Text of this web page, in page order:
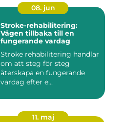
08. jun
Stroke-rehabilitering:
Vägen tillbaka till en
fungerande vardag
Stroke rehabilitering handlar
om att steg för steg
återskapa en fungerande
vardag efter e...
11. maj